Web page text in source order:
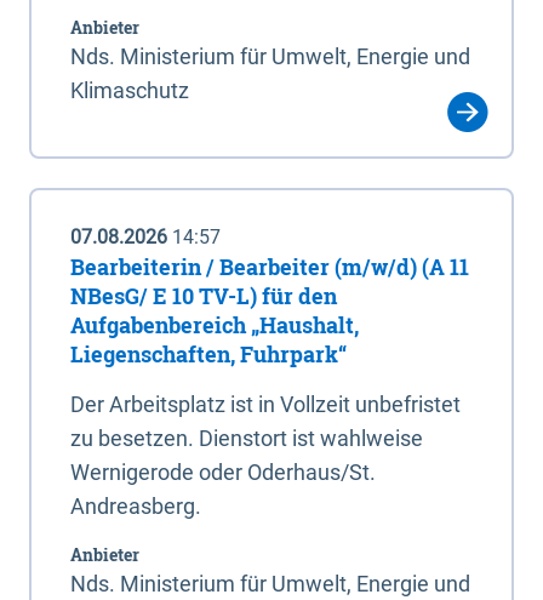
Anbieter
Nds. Ministerium für Umwelt, Energie und
Klimaschutz
07.08.2026 14:57
Bearbeiterin / Bearbeiter (m/w/d) (A 11
NBesG/ E 10 TV-L) für den
Aufgabenbereich „Haushalt,
Liegenschaften, Fuhrpark“
Der Arbeitsplatz ist in Vollzeit unbefristet
zu besetzen. Dienstort ist wahlweise
Wernigerode oder Oderhaus/St.
Andreasberg.
Anbieter
Nds. Ministerium für Umwelt, Energie und